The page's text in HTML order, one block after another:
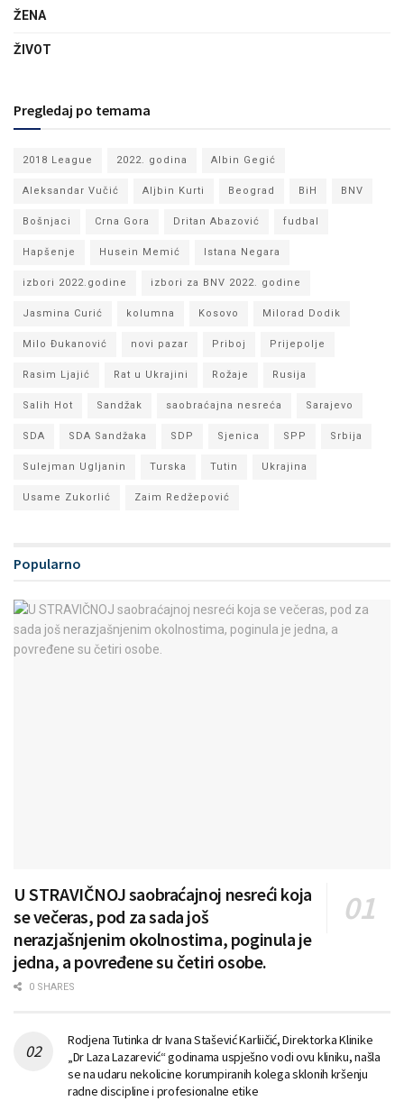
ŽENA
ŽIVOT
Pregledaj po temama
2018 League 2022. godina Albin Gegić
Aleksandar Vučić Aljbin Kurti Beograd BiH BNV
Bošnjaci Crna Gora Dritan Abazović fudbal
Hapšenje Husein Memić Istana Negara
izbori 2022.godine izbori za BNV 2022. godine
Jasmina Curić kolumna Kosovo Milorad Dodik
Milo Đukanović novi pazar Priboj Prijepolje
Rasim Ljajić Rat u Ukrajini Rožaje Rusija
Salih Hot Sandžak saobraćajna nesreća Sarajevo
SDA SDA Sandžaka SDP Sjenica SPP Srbija
Sulejman Ugljanin Turska Tutin Ukrajina
Usame Zukorlić Zaim Redžepović
Popularno
U STRAVIČNOJ saobraćajnoj nesreći koja
se večeras, pod za sada još
nerazjašnjenim okolnostima, poginula je
jedna, a povređene su četiri osobe.
0 SHARES
Rodjena Tutinka dr Ivana Stašević Karliičić, Direktorka Klinike
„Dr Laza Lazarević“ godinama uspješno vodi ovu kliniku, našla
se na udaru nekolicine korumpiranih kolega sklonih kršenju
radne discipline i profesionalne etike